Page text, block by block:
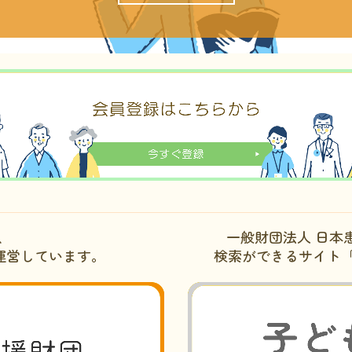
しています。
一般財団法人 日本
検索ができるサイト